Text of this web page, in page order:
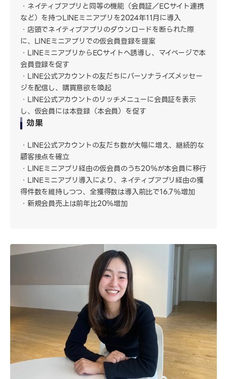
ネイティブアプリと同等の機能（会員証／ECサイト連携
など）を持つLINEミニアプリを2024年11月に導入
店頭でネイティブアプリのダウンロードを断られた際
に、LINEミニアプリでの仮会員登録を提案
LINEミニアプリからECサイトへ誘導し、マイページで本
会員登録を促す
LINE公式アカウントの友だちにパーソナライズメッセー
ジを配信し、購買意欲を喚起
LINE公式アカウントのリッチメニューに会員証を表示
し、仮会員には本登録（本会員）を促す
効果
LINE公式アカウントの友だち数が大幅に増え、継続的な
顧客接点を確立
LINEミニアプリ経由の仮会員のうち20％が本会員に移行
LINEミニアプリ導入により、ネイティブアプリ経由の獲
得件数を維持しつつ、全獲得数は導入前比で16.7%増加
新規会員売上は前年比20％増加